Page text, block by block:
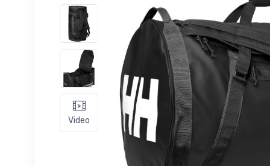
Video